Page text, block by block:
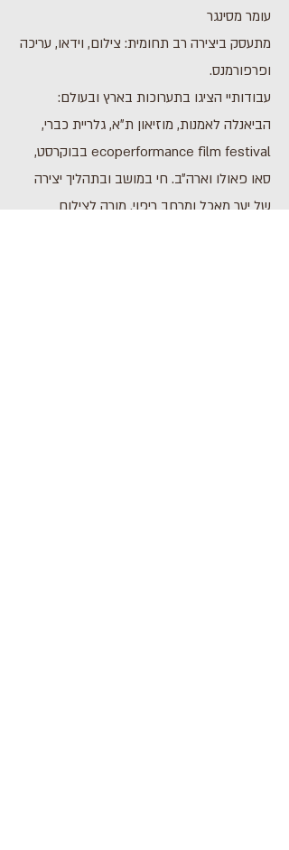
עומר מסינגר
מתעסק ביצירה רב תחומית: צילום, וידאו, עריכה
ופרפורמנס.
עבודותיי הציגו בתערוכות בארץ ובעולם:
הביאנלה לאמנות, מוזיאון ת״א, גלריית כברי,
ecoperformance film festival בבוקרסט,
סאו פאולו וארה״ב. חי במושב ובתהליך יצירה
של יער מאכל ומרחב ריפוי. מורה לצילום